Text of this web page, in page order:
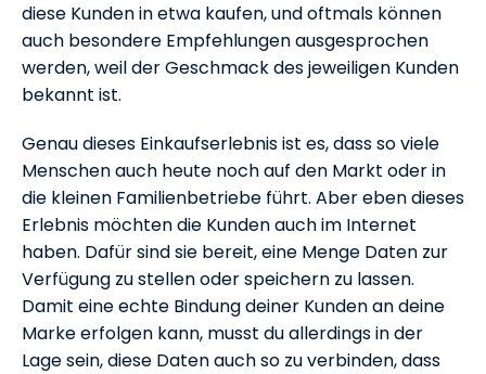
diese Kunden in etwa kaufen, und oftmals können
auch besondere Empfehlungen ausgesprochen
werden, weil der Geschmack des jeweiligen Kunden
bekannt ist.
Genau dieses Einkaufserlebnis ist es, dass so viele
Menschen auch heute noch auf den Markt oder in
die kleinen Familienbetriebe führt. Aber eben dieses
Erlebnis möchten die Kunden auch im Internet
haben. Dafür sind sie bereit, eine Menge Daten zur
Verfügung zu stellen oder speichern zu lassen.
Damit eine echte Bindung deiner Kunden an deine
Marke erfolgen kann, musst du allerdings in der
Lage sein, diese Daten auch so zu verbinden, dass